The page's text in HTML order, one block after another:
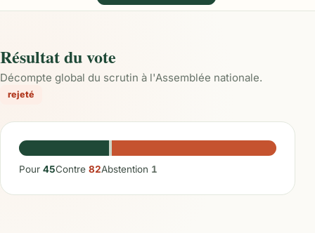
Résultat du vote
Décompte global du scrutin à l'Assemblée nationale.
rejeté
Pour 45Contre 82Abstention 1